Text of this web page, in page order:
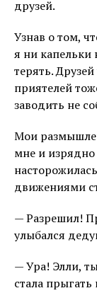
друзей.
Узнав о том,
я ни капельки
терять.
приятелей
заводить не
Мои
мне и
движениями
— Разрешил!
улыбался
— Ура! Элли,
стала прыгать